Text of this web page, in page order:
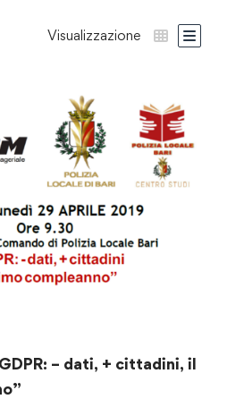
Visualizzazione
– dati, + cittadini, il